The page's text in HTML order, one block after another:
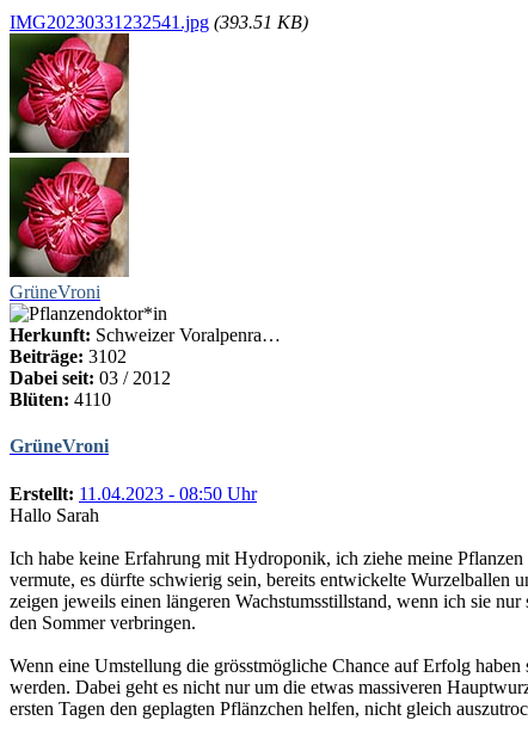
IMG20230331232541.jpg (393.51 KB)
GrüneVroni
Herkunft: Schweizer Voralpenra…
Beiträge: 3102
Dabei seit: 03 / 2012
Blüten: 4110
GrüneVroni
Erstellt: 11.04.2023 - 08:50 Uhr
Hallo Sarah
Ich habe keine Erfahrung mit Hydroponik, ich ziehe meine
vermute, es dürfte schwierig sein, bereits entwickelte Wurzelballen
zeigen jeweils einen längeren Wachstumsstillstand, wenn ich sie
den Sommer verbringen.
Wenn eine Umstellung die grösstmögliche Chance auf Erfolg
werden. Dabei geht es nicht nur um die etwas massiveren
ersten Tagen den geplagten Pflänzchen helfen, nicht gleich